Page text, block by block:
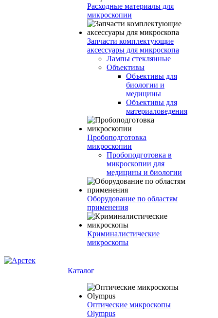
Расходные материалы для
микроскопии
Запчасти комплектующие
аксессуары для микроскопа
Лампы стеклянные
Объективы
Объективы для
биологии и
медицины
Объективы для
материаловедения
Пробоподготовка
микроскопии
Пробоподготовка в
микроскопии для
медицины и биологии
Оборудование по областям
применения
Криминалистические
микроскопы
Каталог
Оптические микроскопы
Olympus